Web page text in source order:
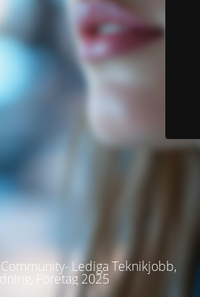
Lediga Teknikjobb,
Företag 2025